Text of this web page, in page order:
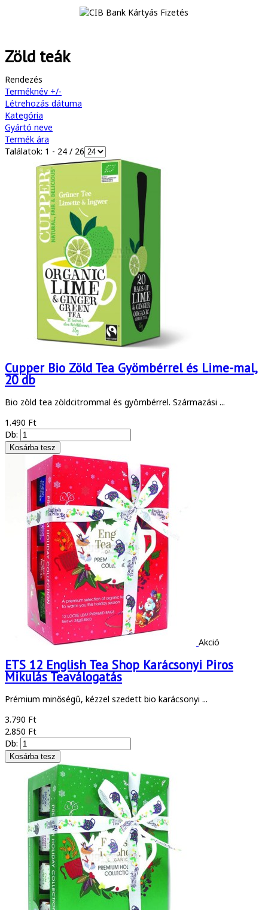
Zöld teák
Rendezés
Terméknév +/-
Létrehozás dátuma
Kategória
Gyártó neve
Termék ára
Találatok: 1 - 24 / 26
Cupper Bio Zöld Tea Gyömbérrel és Lime-mal,
20 db
Bio zöld tea zöldcitrommal és gyömbérrel. Származási ...
1.490 Ft
Db:
Akció
ETS 12 English Tea Shop Karácsonyi Piros
Mikulás Teaválogatás
Prémium minőségű, kézzel szedett bio karácsonyi ...
3.790 Ft
2.850 Ft
Db: